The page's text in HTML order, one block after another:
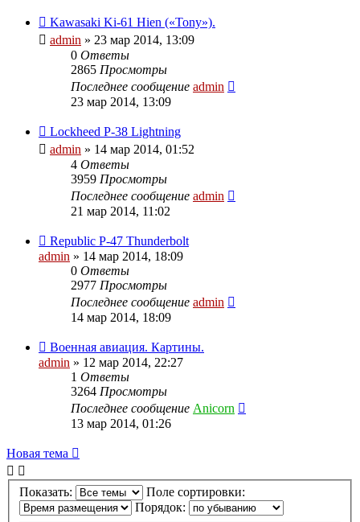
Kawasaki Ki-61 Hien («Tony»).
admin » 23 мар 2014, 13:09
0 Ответы
2865 Просмотры
Последнее сообщение admin
23 мар 2014, 13:09
Lockheed P-38 Lightning
admin » 14 мар 2014, 01:52
4 Ответы
3959 Просмотры
Последнее сообщение admin
21 мар 2014, 11:02
Republic P-47 Thunderbolt
admin » 14 мар 2014, 18:09
0 Ответы
2977 Просмотры
Последнее сообщение admin
14 мар 2014, 18:09
Военная авиация. Картины.
admin » 12 мар 2014, 22:27
1 Ответы
3264 Просмотры
Последнее сообщение Anicorn
13 мар 2014, 01:26
Новая
тема
Новая тема
Показать:
Поле сортировки:
Порядок: